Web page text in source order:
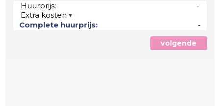
Huurprijs:
-
Extra kosten
Complete huurprijs:
-
volgende